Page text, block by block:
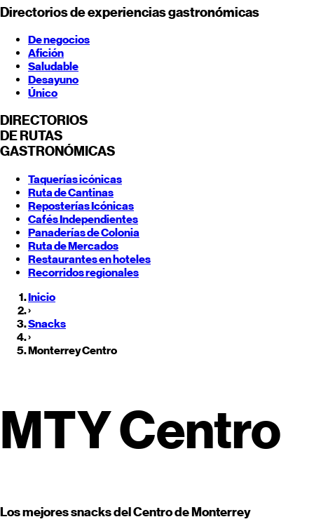
Directorios de experiencias gastronómicas
De negocios
Afición
Saludable
Desayuno
Único
DIRECTORIOS
DE RUTAS
GASTRONÓMICAS
Taquerías icónicas
Ruta de Cantinas
Reposterías Icónicas
Cafés Independientes
Panaderías de Colonia
Ruta de Mercados
Restaurantes en hoteles
Recorridos regionales
Inicio
›
Snacks
›
MonterreyCentro
MTY Centro
Los mejores snacks del Centro de Monterrey